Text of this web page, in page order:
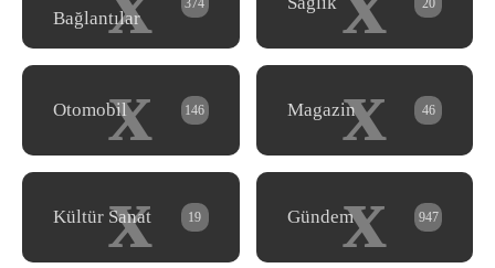
Bağlantılar
374 20
x
Otomobil 146 x
Magazin 46
x
Kültür Sanat 19 x
Gündem 947